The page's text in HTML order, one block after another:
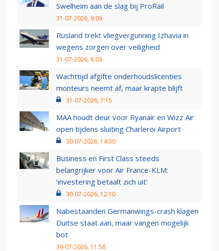
Swelheim aan de slag bij ProRail
31-07-2026, 9:09
Rusland trekt vliegvergunning Izhavia in
wegens zorgen over veiligheid
31-07-2026, 8:03
Wachttijd afgifte onderhoudslicenties
monteurs neemt af, maar krapte blijft
31-07-2026, 7:15
MAA houdt deur voor Ryanair en Wizz Air
open tijdens sluiting Charleroi Airport
30-07-2026, 14:30
Business en First Class steeds
belangrijker voor Air France-KLM:
‘investering betaalt zich uit’
30-07-2026, 12:10
Nabestaanden Germanwings-crash klagen
Duitse staat aan, maar vangen mogelijk
bot
30-07-2026, 11:58